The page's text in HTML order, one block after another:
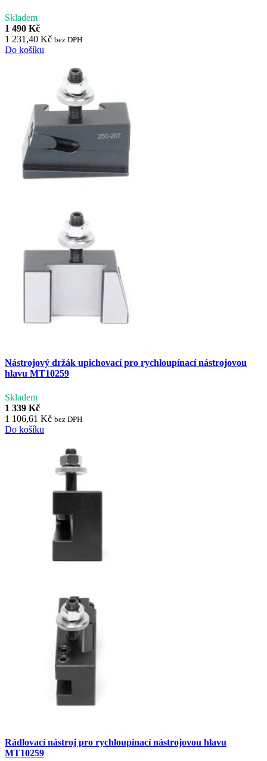
Skladem
1 490 Kč
1 231,40 Kč bez DPH
Do košíku
Nástrojový držák upichovací pro rychloupínací nástrojovou
hlavu MT10259
Skladem
1 339 Kč
1 106,61 Kč bez DPH
Do košíku
Rádlovací nástroj pro rychloupínací nástrojovou hlavu
MT10259